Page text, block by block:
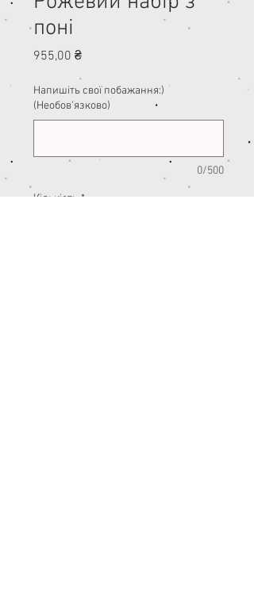
поні
955,00 ₴Ціна
Напишіть свої побажання:)
(Необов'язково)
0/500
Кількість *